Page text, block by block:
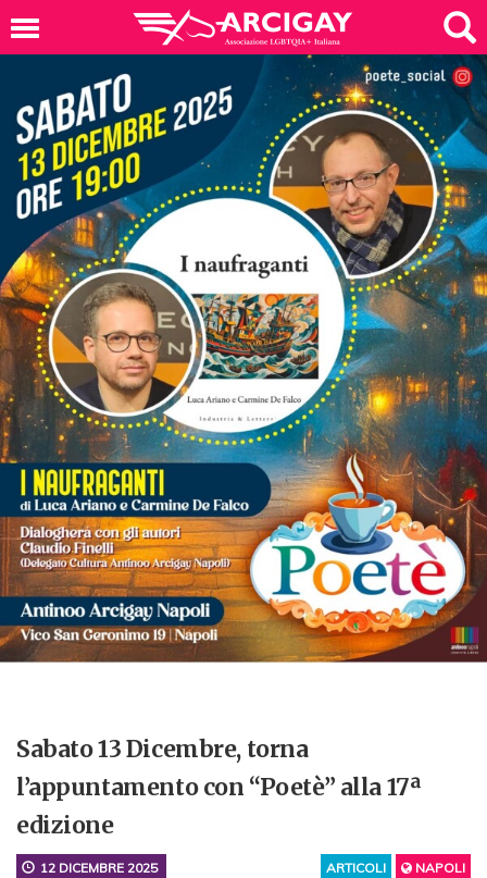
Sabato 13 Dicembre, torna
l’appuntamento con “Poetè” alla 17ª
edizione
ARTICOLI NAPOLI
12 DICEMBRE 2025